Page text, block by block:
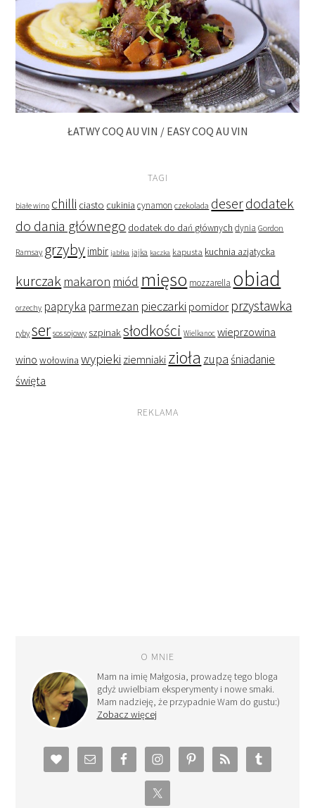
ŁATWY COQ AU VIN / EASY COQ AU VIN
TAGI
białe wino chilli ciasto cukinia cynamon czekolada deserdodatek
do dania głównego dodatek do dań głównych dynia Gordon
Ramsay grzyby imbir jabłka jajka kaczka kapusta kuchnia azjatycka
kurczak makaron miód mięso mozzarella obiad
orzechy papryka parmezan pieczarki pomidor przystawka
ryby ser sos sojowy szpinaksłodkości Wielkanoc wieprzowina
wino wołowina wypieki ziemniaki zioła zupaśniadanie
święta
REKLAMA
O MNIE
Mam na imię Małgosia, prowadzę tego bloga
gdyż uwielbiam eksperymenty i nowe smaki.
Mam nadzieję, że przypadnie Wam do gustu:)
Zobacz więcej